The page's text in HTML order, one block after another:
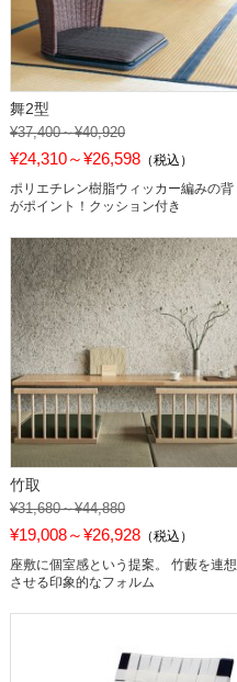
舞2型
¥37,400～¥40,920
¥24,310～¥26,598（税込）
ポリエチレン樹脂ウィッカー編みの背
がポイント！クッション付き
竹取
¥31,680～¥44,880
¥19,008～¥26,928（税込）
座敷に個室感という提案。 竹藪を連想
させる印象的なフォルム